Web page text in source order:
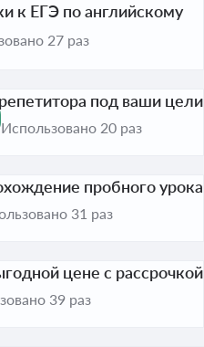
к ЕГЭ по английскому
27 раз
под ваши цели
Использовано 20 раз
пробного урока
31 раз
цене с рассрочкой
39 раз